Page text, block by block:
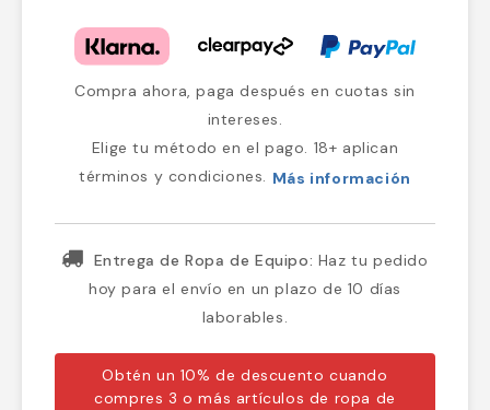
Compra ahora, paga después en cuotas sin
intereses.
Elige tu método en el pago. 18+ aplican
términos y condiciones. Más información
Entrega de Ropa de Equipo: Haz tu pedido
hoy para el envío en un plazo de 10 días
laborables.
Obtén un 10% de descuento cuando
compres 3 o más artículos de ropa de